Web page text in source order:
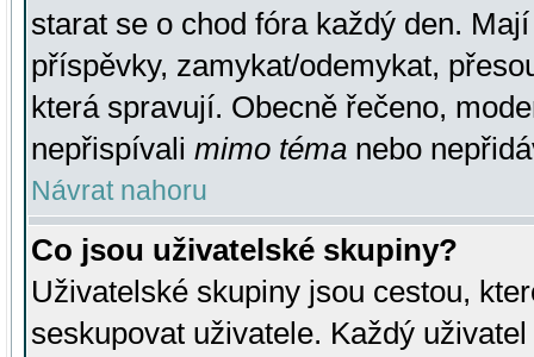
starat se o chod fóra každý den.
příspěvky, zamykat/odemykat,
která spravují. Obecně řečeno,
nepřispívali mimo téma nebo
Návrat nahoru
Co jsou uživatelské skupiny?
Uživatelské skupiny jsou cestou,
seskupovat uživatele. Každý